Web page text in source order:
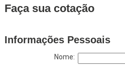
Faça sua cotação
Informações Pessoais
Nome: